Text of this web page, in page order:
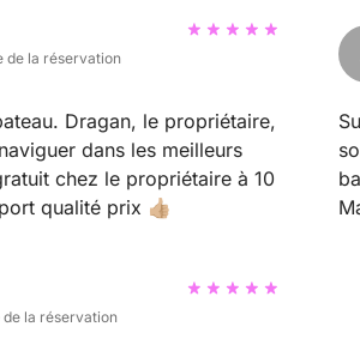
de la réservation
dans les meilleurs
bon rapport qualité prix 👍🏼
la réservation